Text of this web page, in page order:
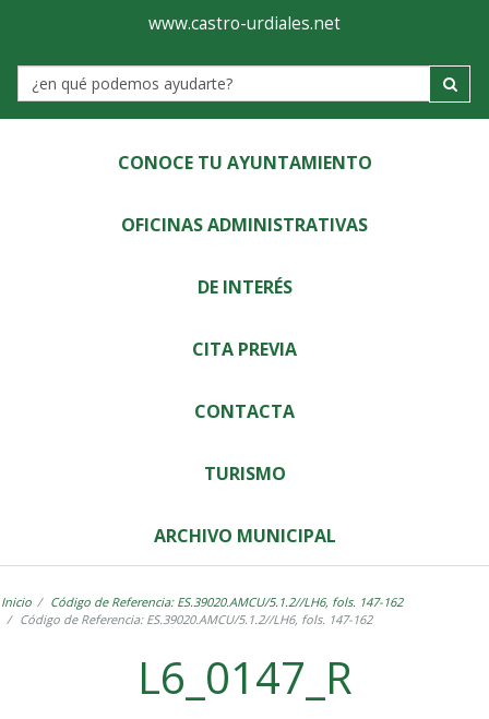
Ayuntamiento
de
Castro-
Urdiales
www.castro-urdiales.net
Label
CONOCE TU AYUNTAMIENTO
OFICINAS ADMINISTRATIVAS
DE INTERÉS
CITA PREVIA
CONTACTA
TURISMO
ARCHIVO MUNICIPAL
Inicio
Código de Referencia: ES.39020.AMCU/5.1.2//LH6, fols. 147-162
Código de Referencia: ES.39020.AMCU/5.1.2//LH6, fols. 147-162
L6_0147_R